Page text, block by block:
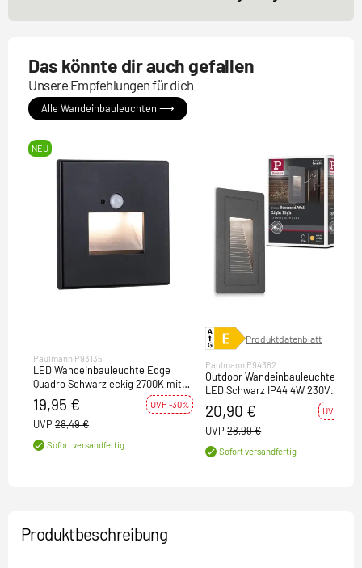
Das könnte dir auch gefallen
Unsere Empfehlungen für dich
Alle Wandeinbauleuchten ⟶
NEU
Paulmann P93135
LED Wandeinbauleuchte Edge
Quadro Schwarz eckig 2700K mit
PIR-Sensor für Geräteeinbaudose
mit ⌀ 68mm
19,95 € UVP -30%
UVP 28,49 €
Sofort versandfertig
Produktdatenblatt
Paulmann P94382
Outdoor Wandeinbauleuchte High
LED Schwarz IP44 4W 230V
Warmweiß 105x60mm
20,90 € UVP -28%
UVP 28,99 €
Sofort versandfertig
Produktbeschreibung